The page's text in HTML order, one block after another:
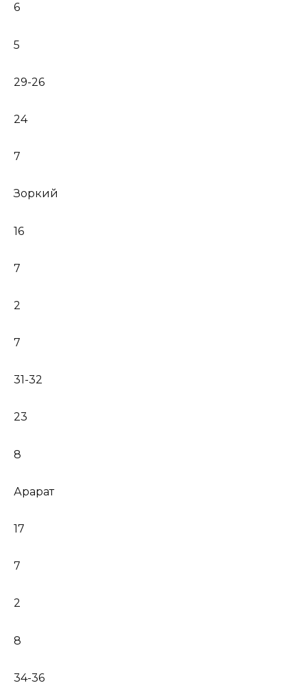
6
5
29-26
24
7
Зоркий
16
7
2
7
31-32
23
8
Арарат
17
7
2
8
34-36